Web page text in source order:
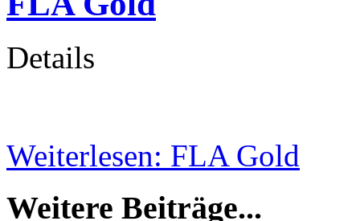
Details
Weiterlesen: FLA Gold
Weitere Beiträge...